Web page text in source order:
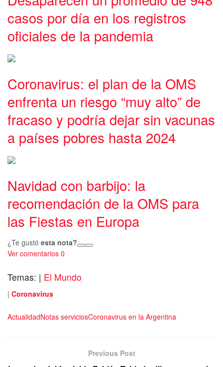
casos por día en los registros
oficiales de la pandemia
Coronavirus: el plan de la OMS
enfrenta un riesgo “muy alto” de
fracaso y podría dejar sin vacunas
a países pobres hasta 2024
Navidad con barbijo: la
recomendación de la OMS para
las Fiestas en Europa
¿Te gustó esta nota?
Ver comentarios 0
Temas: | El Mundo
| Coronavirus
ActualidadNotas serviciosCoronavirus en la Argentina
Previous Post